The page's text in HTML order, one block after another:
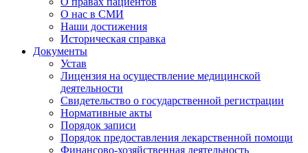
О нас в СМИ
Наши достижения
Историческая справка
Документы
Устав
Лицензия на осуществление медицинской
деятельности
Свидетельство о государственной регистрации
Нормативные акты
Порядок записи
Порядок предоставления лекарственной помощи
Финансово-хозяйственная деятельность